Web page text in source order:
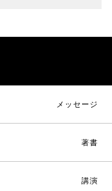
メッセージ
著書
講演